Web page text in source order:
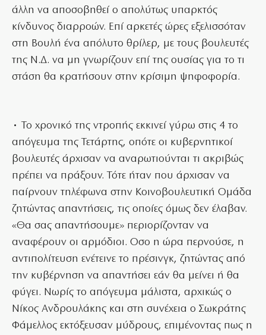
άλλη να αποσοβηθεί ο απολύτως υπαρκτός
κίνδυνος διαρροών. Επί αρκετές ώρες εξελισσόταν
στη Βουλή ένα απόλυτο θρίλερ, με τους βουλευτές
της Ν.Δ. να μη γνωρίζουν επί της ουσίας για το τι
στάση θα κρατήσουν στην κρίσιμη ψηφοφορία.
• Το χρονικό της ντροπής εκκινεί γύρω στις 4 το
απόγευμα της Τετάρτης, οπότε οι κυβερνητικοί
βουλευτές άρχισαν να αναρωτιούνται τι ακριβώς
πρέπει να πράξουν. Τότε ήταν που άρχισαν να
παίρνουν τηλέφωνα στην Κοινοβουλευτική Ομάδα
ζητώντας απαντήσεις, τις οποίες όμως δεν έλαβαν.
«Θα σας απαντήσουμε» περιορίζονταν να
αναφέρουν οι αρμόδιοι. Οσο η ώρα περνούσε, η
αντιπολίτευση ενέτεινε το πρέσινγκ, ζητώντας από
την κυβέρνηση να απαντήσει εάν θα μείνει ή θα
φύγει. Νωρίς το απόγευμα μάλιστα, αρχικώς ο
Νίκος Ανδρουλάκης και στη συνέχεια ο Σωκράτης
Φάμελλος εκτόξευσαν μύδρους, επιμένοντας πως η